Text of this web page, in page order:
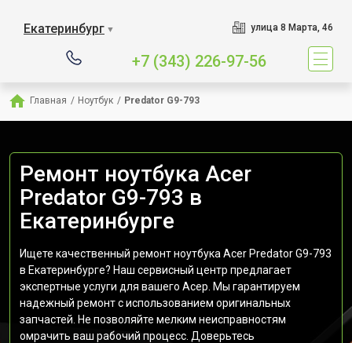
Екатеринбург ▼ улица 8 Марта, 46
+7 (343) 226-97-56
Главная / Ноутбук / Predator G9-793
Ремонт ноутбука Acer
Predator G9-793 в
Екатеринбурге
Ищете качественный ремонт ноутбука Acer Predator G9-793
в Екатеринбурге? Наш сервисный центр предлагает
экспертные услуги для вашего Асер. Мы гарантируем
надежный ремонт с использованием оригинальных
запчастей. Не позволяйте мелким неисправностям
омрачить ваш рабочий процесс. Доверьтесь